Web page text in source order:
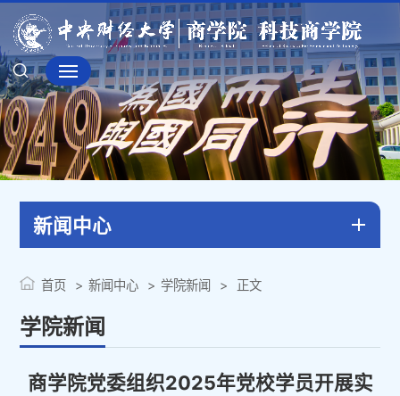
新闻中心
学院新闻
首页 新闻中心 学院新闻 正文
商学院党委组织2025年党校学员开展实